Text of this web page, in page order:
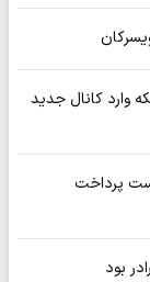
و سکه امروز ۱۹ مردادماه ۱۴۰۵/ سکه وارد کانال جدید
پرداخت
بود